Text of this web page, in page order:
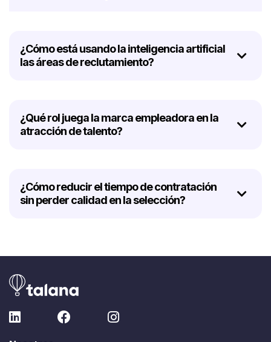
¿Cómo está usando la inteligencia artificial
las áreas de reclutamiento?
¿Qué rol juega la marca empleadora en la
atracción de talento?
¿Cómo reducir el tiempo de contratación
sin perder calidad en la selección?